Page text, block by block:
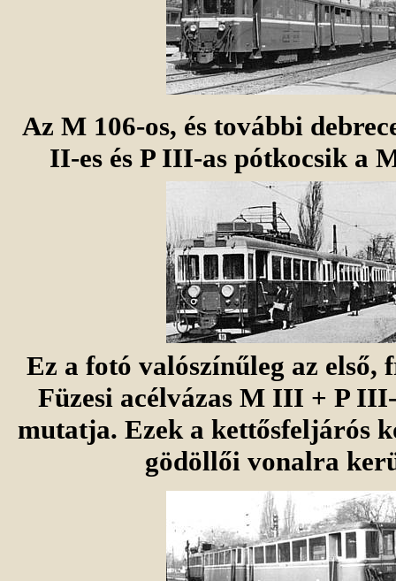
Az M 106-os, és további
II-es és P III-as pótkocsik a
Ez a fotó valószínűleg az első,
Füzesi acélvázas M III + P
mutatja. Ezek a kettősfeljárós
gödöllői vonalra